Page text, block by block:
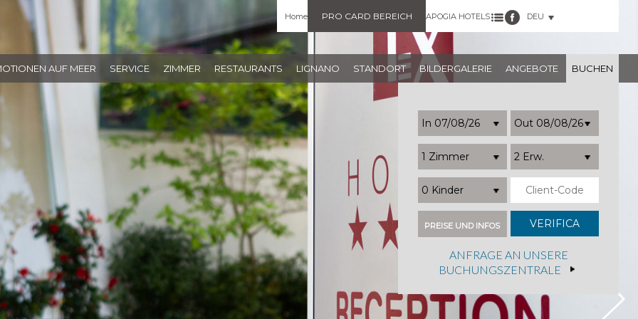
AUF MEER SERVICE ZIMMER RESTAURANTS LIGNANO STANDORT BILDERGALERIE ANGEBOTE BUCHEN
Home PRO CARD BEREICH APOGIA HOTELS DEU
1 Zimmer 2 Erw.
0 Kinder
PREISE UND INFOS
ANFRAGE AN UNSERE
BUCHUNGSZENTRALE